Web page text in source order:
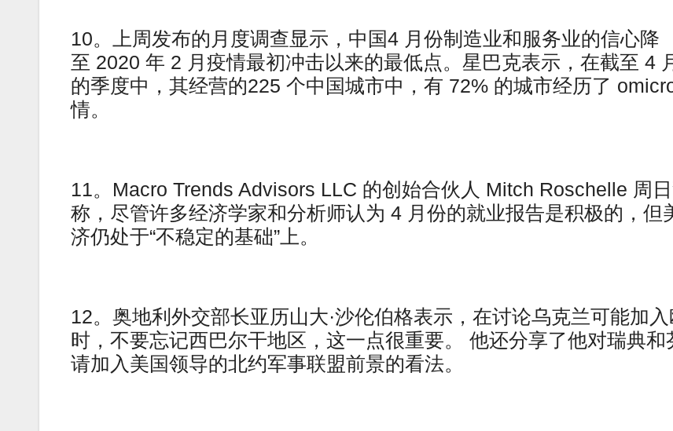
10。上周发布的月度调查显示，中国4 月份制造业和服务业的信心降
至 2020 年 2 月疫情最初冲击以来的最低点。星巴克表示，在截至 4
的季度中，其经营的225 个中国城市中，有 72% 的城市经历了
情。
11。Macro Trends Advisors LLC 的创始合伙人 Mitch Roschelle 周
称，尽管许多经济学家和分析师认为 4 月份的就业报告是积极的，但
济仍处于“不稳定的基础”上。
12。奥地利外交部长亚历山大·沙伦伯格表示，在讨论乌克兰可能加入
时，不要忘记西巴尔干地区，这一点很重要。 他还分享了他对瑞典和
请加入美国领导的北约军事联盟前景的看法。